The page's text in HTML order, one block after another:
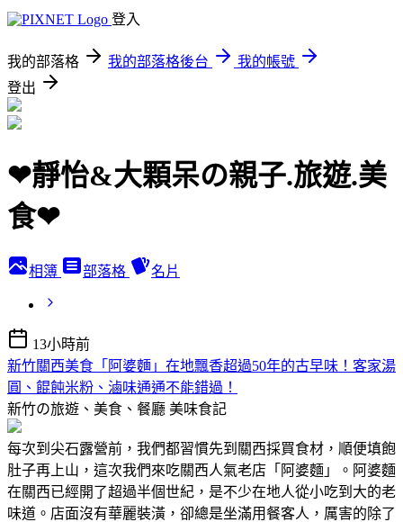
登入
我的部落格 我的部落格後台
我的帳號
登出
❤靜怡&大顆呆の親子.旅遊.美
食❤
相簿 部落格 名片
13小時前
新竹關西美食「阿婆麵」在地飄香超過50年的古早味！客家湯
圓、餛飩米粉、滷味通通不能錯過！
新竹の旅遊、美食、餐廳 美味食記
每次到尖石露營前，我們都習慣先到關西採買食材，順便填飽
肚子再上山，這次我們來吃關西人氣老店「阿婆麵」。阿婆麵
在關西已經開了超過半個世紀，是不少在地人從小吃到大的老
味道。店面沒有華麗裝潢，卻總是坐滿用餐客人，厲害的除了